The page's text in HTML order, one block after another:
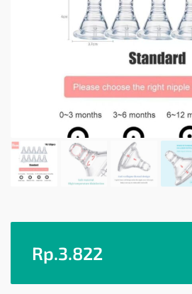
Rp.3.822